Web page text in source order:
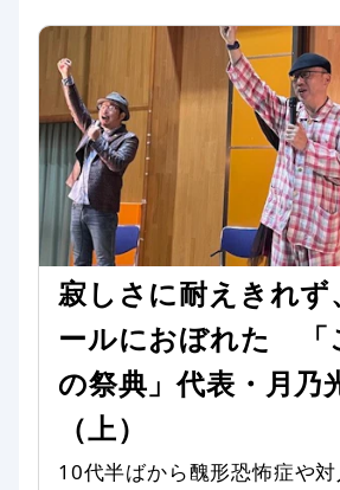
寂しさに耐えきれず
ールにおぼれた 「
の祭典」代表・月乃
（上）
10代半ばから醜形恐怖症や